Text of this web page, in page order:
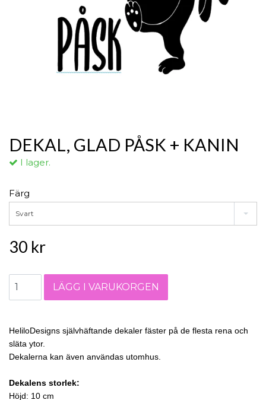
DEKAL, GLAD PÅSK + KANIN
I lager.
Färg
Svart
30 kr
HeliloDesigns självhäftande dekaler fäster på de flesta rena och
släta ytor.
Dekalerna kan även användas utomhus.
Dekalens storlek:
Höjd: 10 cm